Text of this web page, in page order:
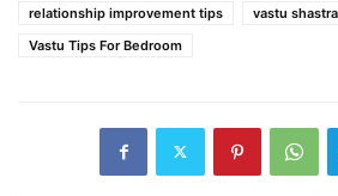
relationship improvement tips
vastu
Vastu Tips For Bedroom